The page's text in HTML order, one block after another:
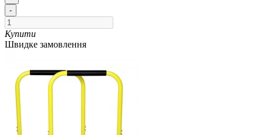
-
Купити
Швидке замовлення